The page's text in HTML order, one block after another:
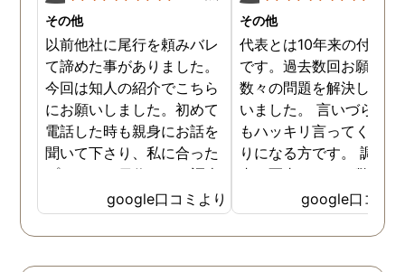
その他
以前他社に尾行を頼みバレ
て諦めた事がありました。
今回は知人の紹介でこちら
にお願いしました。初めて
電話した時も親身にお話を
聞いて下さり、私に合った
プランで15日位かけて調査
してもらいました。 噂通り
調査も細かく、こんな所ま
でしっかり撮ってくれたん
google口コミより
その他
代表とは10年来の付き合
です。過去数回お願いし
数々の問題を解決しても
いました。 言いづらい
もハッキリ言ってくれて
りになる方です。 調査
書の写真もいつも驚かさ
てどうやって撮ったのか
くと面白い話し聞かせて
れますね。 問題がない
google口コミ